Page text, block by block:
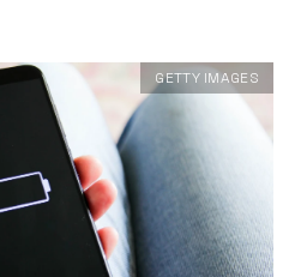
GETTY IMAGES